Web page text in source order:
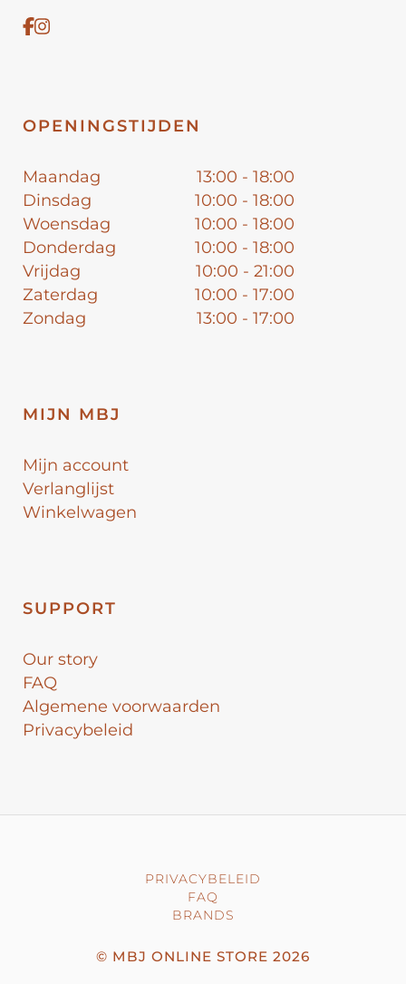
OPENINGSTIJDEN
Maandag
13:00 - 18:00
Dinsdag
10:00 - 18:00
Woensdag
10:00 - 18:00
Donderdag
10:00 - 18:00
Vrijdag
10:00 - 21:00
Zaterdag
10:00 - 17:00
Zondag
13:00 - 17:00
MIJN MBJ
Mijn account
Verlanglijst
Winkelwagen
SUPPORT
Our story
FAQ
Algemene voorwaarden
Privacybeleid
PRIVACYBELEID
FAQ
BRANDS
© MBJ ONLINE STORE 2026